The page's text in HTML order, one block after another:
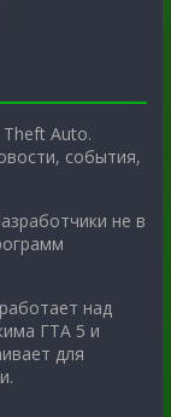
Auto.
события,
не в
над
ГТА 5 и
для